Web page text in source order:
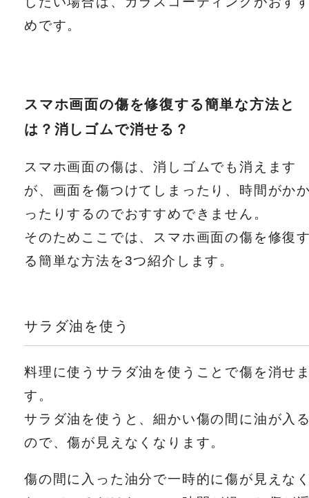
めです。
スマホ画面の傷を修復する簡単な方法と
は？消しゴムで消せる？
スマホ画面の傷は、消しゴムでも消えます
が、画面を傷つけてしまったり、時間がか
ったりするのでおすすめできません。
そのためここでは、スマホ画面の傷を修復
る簡単な方法を3つ紹介します。
サラダ油を使う
料理に使うサラダ油を使うことで傷を消せ
す。
サラダ油を使うと、細かい傷の間に油が入
ので、傷が見えなくなります。
傷の間に入った油分で一時的に傷が見えな